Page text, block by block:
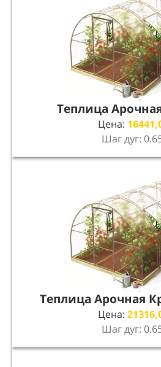
Теплица
Цена:
Шаг дуг:
Теплица Арочная
Цена:
Шаг дуг: